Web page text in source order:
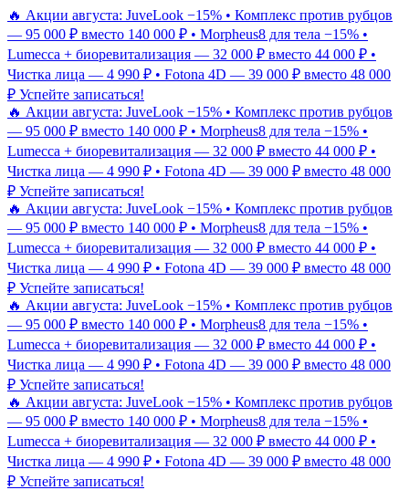
🔥 Акции августа: JuveLook −15% • Комплекс против рубцов
— 95 000 ₽ вместо 140 000 ₽ • Morpheus8 для тела −15% •
Lumecca + биоревитализация — 32 000 ₽ вместо 44 000 ₽ •
Чистка лица — 4 990 ₽ • Fotona 4D — 39 000 ₽ вместо 48 000
₽ Успейте записаться!
🔥 Акции августа: JuveLook −15% • Комплекс против рубцов
— 95 000 ₽ вместо 140 000 ₽ • Morpheus8 для тела −15% •
Lumecca + биоревитализация — 32 000 ₽ вместо 44 000 ₽ •
Чистка лица — 4 990 ₽ • Fotona 4D — 39 000 ₽ вместо 48 000
₽ Успейте записаться!
🔥 Акции августа: JuveLook −15% • Комплекс против рубцов
— 95 000 ₽ вместо 140 000 ₽ • Morpheus8 для тела −15% •
Lumecca + биоревитализация — 32 000 ₽ вместо 44 000 ₽ •
Чистка лица — 4 990 ₽ • Fotona 4D — 39 000 ₽ вместо 48 000
₽ Успейте записаться!
🔥 Акции августа: JuveLook −15% • Комплекс против рубцов
— 95 000 ₽ вместо 140 000 ₽ • Morpheus8 для тела −15% •
Lumecca + биоревитализация — 32 000 ₽ вместо 44 000 ₽ •
Чистка лица — 4 990 ₽ • Fotona 4D — 39 000 ₽ вместо 48 000
₽ Успейте записаться!
🔥 Акции августа: JuveLook −15% • Комплекс против рубцов
— 95 000 ₽ вместо 140 000 ₽ • Morpheus8 для тела −15% •
Lumecca + биоревитализация — 32 000 ₽ вместо 44 000 ₽ •
Чистка лица — 4 990 ₽ • Fotona 4D — 39 000 ₽ вместо 48 000
₽ Успейте записаться!